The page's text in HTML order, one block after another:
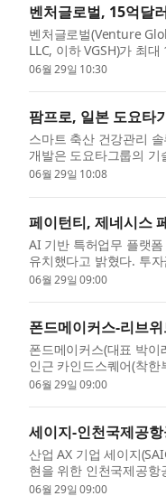
벤처글로벌, 15억달
벤처글로벌(Venture
LLC, 이하 VGSH)가 최
한...
06월 29일 10:30
팜프로, 일본 도요타
스마트 축산 건강관리
개발은 도요타그룹의
개발과...
06월 29일 10:08
페이턴티, 제네시스
AI 기반 특허업무 플랫
유치했다고 밝혔다. 투
06월 29일 09:00
폰드메이커스-리브
폰드메이커스(대표 박
인근 카인드스퀘어(착한
수...
06월 29일 09:00
세이지-인천국제공
산업 AX 기업 세이지
현을 위한 인천국제공항
틀트...
06월 29일 09:00